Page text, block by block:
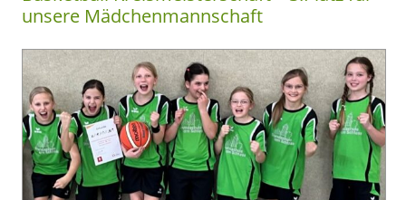
unsere Mädchenmannschaft